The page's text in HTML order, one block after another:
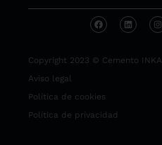
Copyright 2023 © Cemento INKA
Aviso legal
Política de cookies
Política de privacidad